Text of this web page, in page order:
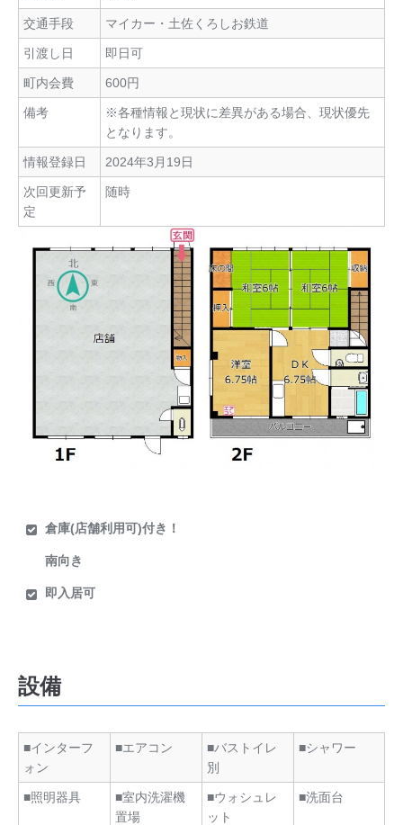
交通手段 マイカー・土佐くろしお鉄道
引渡し日 即日可
町内会費 600円
備考
※各種情報と現状に差異がある場合、現状優先
となります。
情報登録日 2024年3月19日
次回更新予
定
随時
倉庫(店舗利用可)付き！
南向き
即入居可
設備
■インターフ
ォン
■エアコン
■バストイレ
別
■シャワー
■照明器具
■室内洗濯機
置場
■ウォシュレ
ット
■洗面台